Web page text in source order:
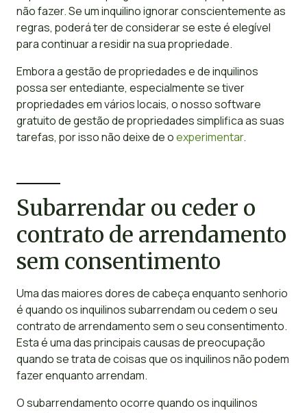
não fazer. Se um inquilino ignorar conscientemente as
regras, poderá ter de considerar se este é elegível
para continuar a residir na sua propriedade.
Embora a gestão de propriedades e de inquilinos
possa ser entediante, especialmente se tiver
propriedades em vários locais, o nosso software
gratuito de gestão de propriedades simplifica as suas
tarefas, por isso não deixe de oexperimentar.
Subarrendar ou ceder o
contrato de arrendamento
sem consentimento
Uma das maiores dores de cabeça enquanto senhorio
é quando os inquilinos subarrendam ou cedem o seu
contrato de arrendamento sem o seu consentimento.
Esta é uma das principais causas de preocupação
quando se trata de coisas que os inquilinos não podem
fazer enquanto arrendam.
O subarrendamento ocorre quando os inquilinos